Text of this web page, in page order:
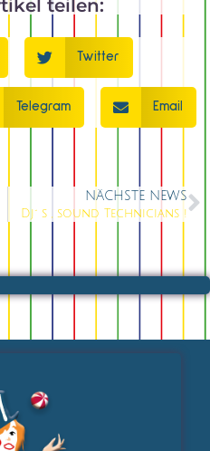
teilen:
Twitter
Telegram Email
NÄCHSTE NEWS
Dj´ s , sound Technicians !